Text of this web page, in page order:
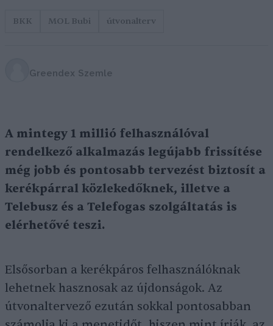
BKK MOL Bubi útvonalterv
Greendex Szemle
A mintegy 1 millió felhasználóval
rendelkező alkalmazás legújabb frissítése
még jobb és pontosabb tervezést biztosít a
kerékpárral közlekedőknek, illetve a
Telebusz és a Telefogas szolgáltatás is
elérhetővé teszi.
Elsősorban a kerékpáros felhasználóknak
lehetnek hasznosak az újdonságok. Az
útvonaltervező ezután sokkal pontosabban